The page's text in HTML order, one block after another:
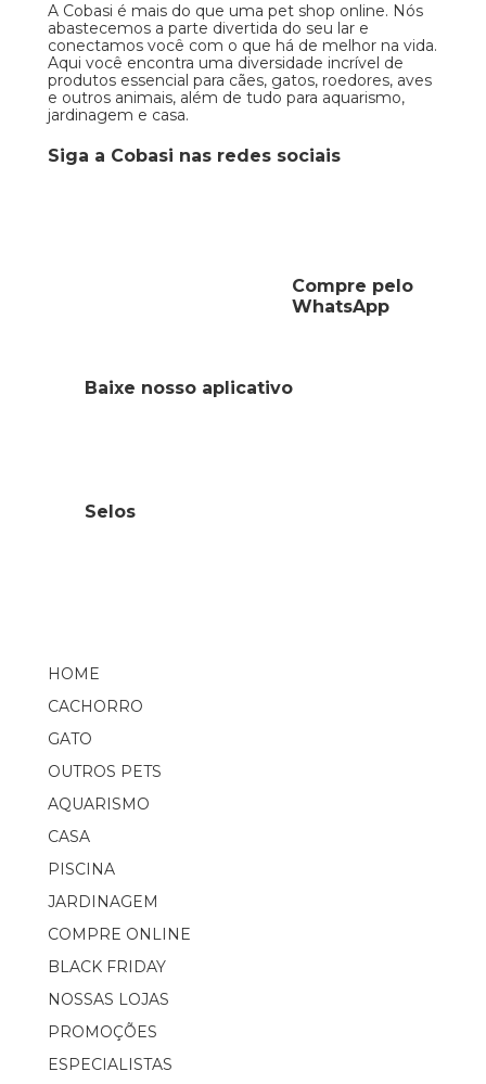
A Cobasi é mais do que uma pet shop online. Nós
abastecemos a parte divertida do seu lar e
conectamos você com o que há de melhor na vida.
Aqui você encontra uma diversidade incrível de
produtos essencial para cães, gatos, roedores, aves
e outros animais, além de tudo para aquarismo,
jardinagem e casa.
Siga a Cobasi nas redes sociais
Compre pelo
WhatsApp
HOME
CACHORRO
GATO
OUTROS PETS
AQUARISMO
CASA
PISCINA
JARDINAGEM
COMPRE ONLINE
BLACK FRIDAY
NOSSAS LOJAS
PROMOÇÕES
ESPECIALISTAS
Baixe nosso aplicativo
Selos